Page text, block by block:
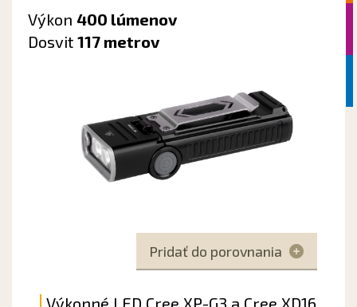
Výkon 400 lúmenov
Dosvit 117 metrov
Pridať do porovnania
Výkonné LED Cree XP-G3 a Cree XD16